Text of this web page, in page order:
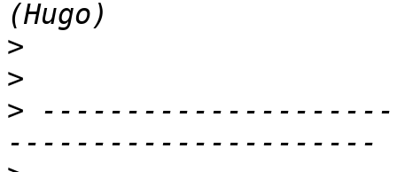
>
>
>